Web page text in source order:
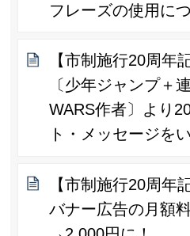
フレーズの使用に
【市制施行20周年
〔少年ジャンプ＋
WARS作者〕より
ト・メッセージを
【市制施行20周年
バナー広告の月額